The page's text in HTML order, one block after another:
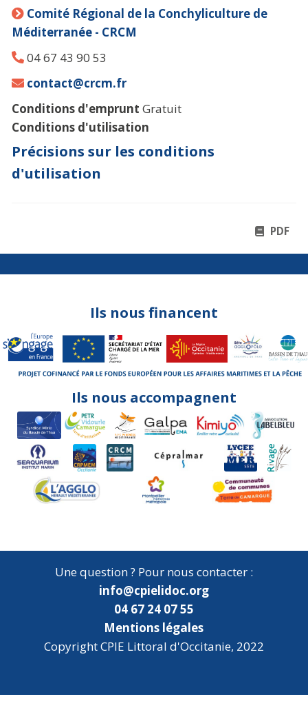
Comité Régional de la Conchyliculture de
Méditerranée - CRCM
04 67 43 90 53
contact@crcm.fr
Conditions d'emprunt Gratuit
Conditions d'utilisation
Précisions sur les conditions
d'utilisation
PDF
Ils nous financent
Ils nous accompagnent
Une question ? Pour nous contacter :
info@cpielidoc.org
04 67 24 07 55
Mentions légales
Copyright CPIE Littoral d'Occitanie, 2022